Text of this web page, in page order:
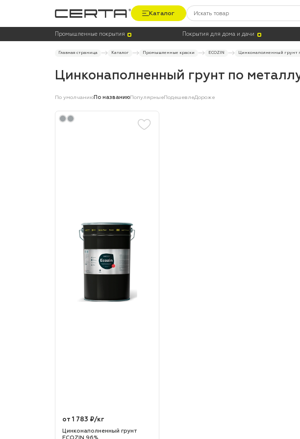
Каталог
Промышленные покрытия Покрытия для дома и дачи
Главная страница Каталог Промышленные краски ECOZIN Цинконаполненный грунт
Цинконаполненный грунт по
Термостойкость, до °C Тара
По умолчаниюПо названиюПопулярныеПодешевлеДороже
от 1 783 ₽/кг
Цинконаполненный грунт
ECOZIN 96%